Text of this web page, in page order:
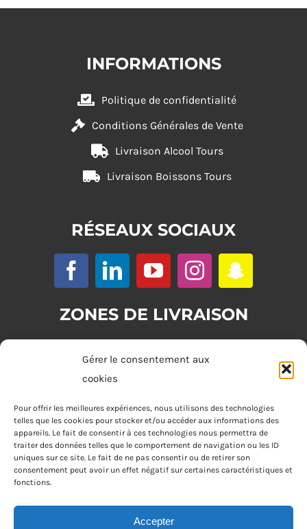
Gérer le consentement aux
cookies
Pour offrir les meilleures expériences, nous utilisons des technologies
telles que les cookies pour stocker et/ou accéder aux informations des
appareils. Le fait de consentir à ces technologies nous permettra de
traiter des données telles que le comportement de navigation ou les ID
uniques sur ce site. Le fait de ne pas consentir ou de retirer son
consentement peut avoir un effet négatif sur certaines caractéristiques et
fonctions.
Accepter
INFORMATIONS
Politique de confidentialité
Conditions Générales de Vente
Livraison Alcool Tours
Livraison Boissons Tours
RÉSEAUX SOCIAUX
ZONES DE LIVRAISON
Zone 1 : (commande minimum 20€)
Zone 2 : (commande minimum 30€)
Joué-lès-Tours, Chambray-lès-Tours, La Riche, Saint-Cyr-sur-Loire,
Saint-Pierre-des-Corps, Saint-Avertin
Zone 3 : (commande minimum 40€)